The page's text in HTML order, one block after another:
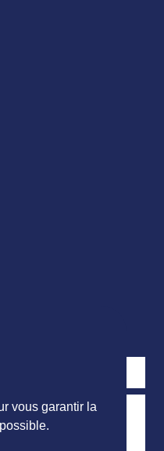
vous garantir la